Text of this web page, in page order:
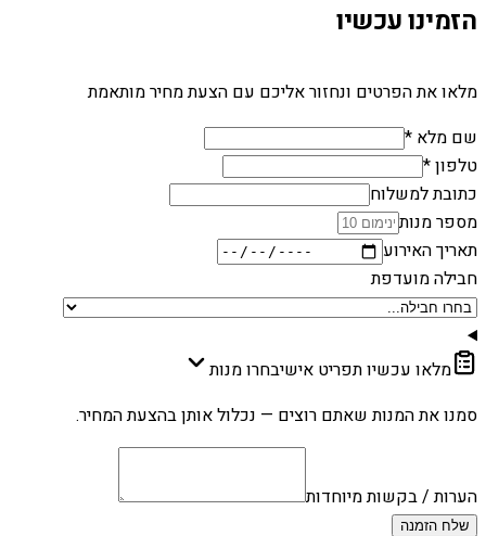
הזמינו עכשיו
מלאו את הפרטים ונחזור אליכם עם הצעת מחיר מותאמת
שם מלא *
טלפון *
כתובת למשלוח
מספר מנות
תאריך האירוע
חבילה מועדפת
מלאו עכשיו תפריט אישיבחרו מנות
סמנו את המנות שאתם רוצים — נכלול אותן בהצעת המחיר.
הערות / בקשות מיוחדות
שלח הזמנה